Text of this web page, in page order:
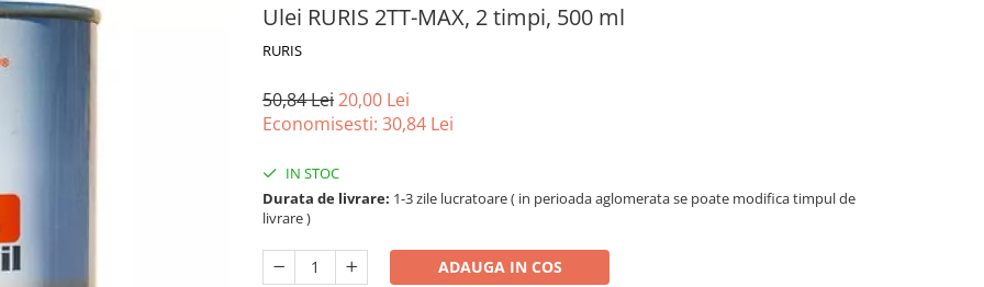
Ulei RURIS 2TT-MAX, 2 timpi, 500 ml
RURIS
50,84 Lei20,00 Lei
Economisesti: 30,84 Lei
IN STOC
Durata de livrare: 1-3 zile lucratoare ( in perioada aglomerata se poate modifica timpul de
livrare )
ADAUGA IN COS